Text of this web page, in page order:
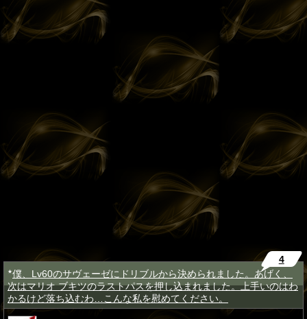
★僕、Lv60のサヴェーゼにドリブルから決められました。あげく、
次はマリオ ブキツのラストパスを押し込まれました。上手いのはわ
かるけど落ち込むわ…こんな私を慰めてください。
4